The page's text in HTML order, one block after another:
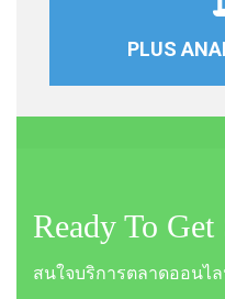
Ready To Get
สนใจบริการตลาดออนไล